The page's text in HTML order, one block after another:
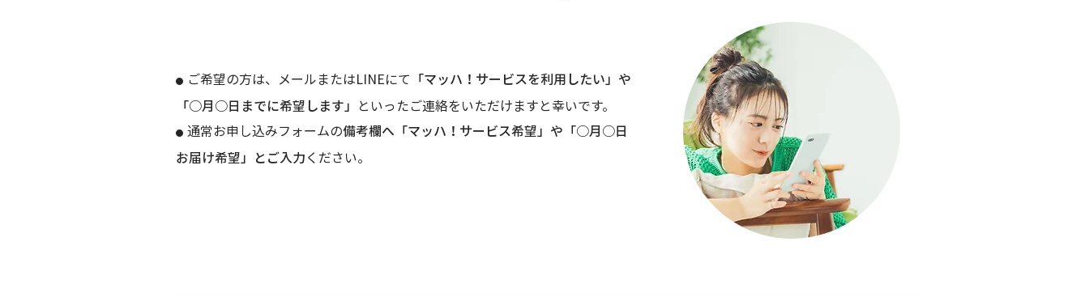
● ご希望の方は、メールまたはLINEにて 「マッハ！サービスを利用したい」や
「○月○日までに希望します」 といったご連絡をいただけますと幸いです。
● 通常お申し込みフォームの備考欄へ「マッハ！サービス希望」や「○月○日
お届け希望」とご入力ください。